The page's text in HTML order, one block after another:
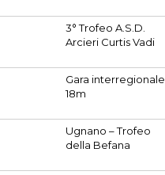
3° Trofeo A.S.D.
Arcieri Curtis Vadi
Gara interregionale
18m
Ugnano – Trofeo
della Befana